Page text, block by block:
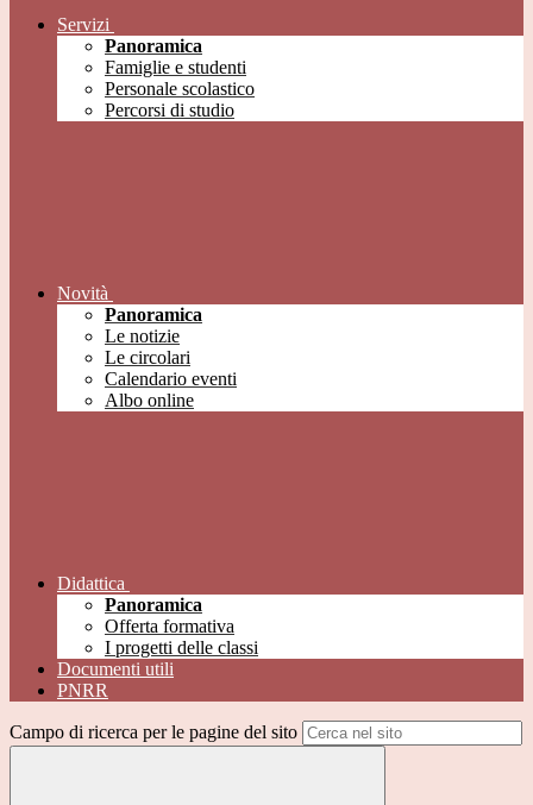
Servizi
Panoramica
Famiglie e studenti
Personale scolastico
Percorsi di studio
Novità
Panoramica
Le notizie
Le circolari
Calendario eventi
Albo online
Didattica
Panoramica
Offerta formativa
I progetti delle classi
Documenti utili
PNRR
Campo di ricerca per le pagine del sito